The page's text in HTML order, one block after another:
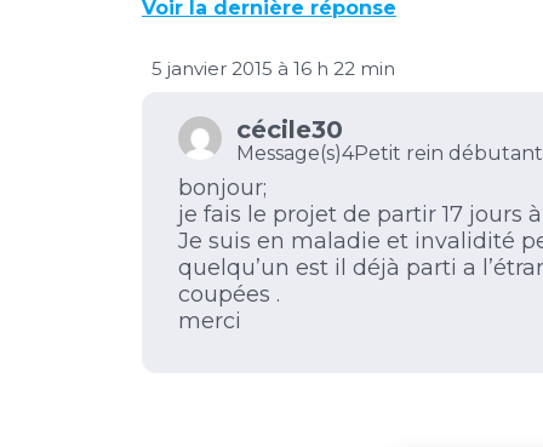
Voir la dernière réponse
5 janvier 2015 à 16 h 22 min
cécile30
Message(s)4Petit rein débutant
bonjour;
je fais le projet de partir 17 jours
Je suis en maladie et invalidité
quelqu’un est il déjà parti a
coupées .
merci